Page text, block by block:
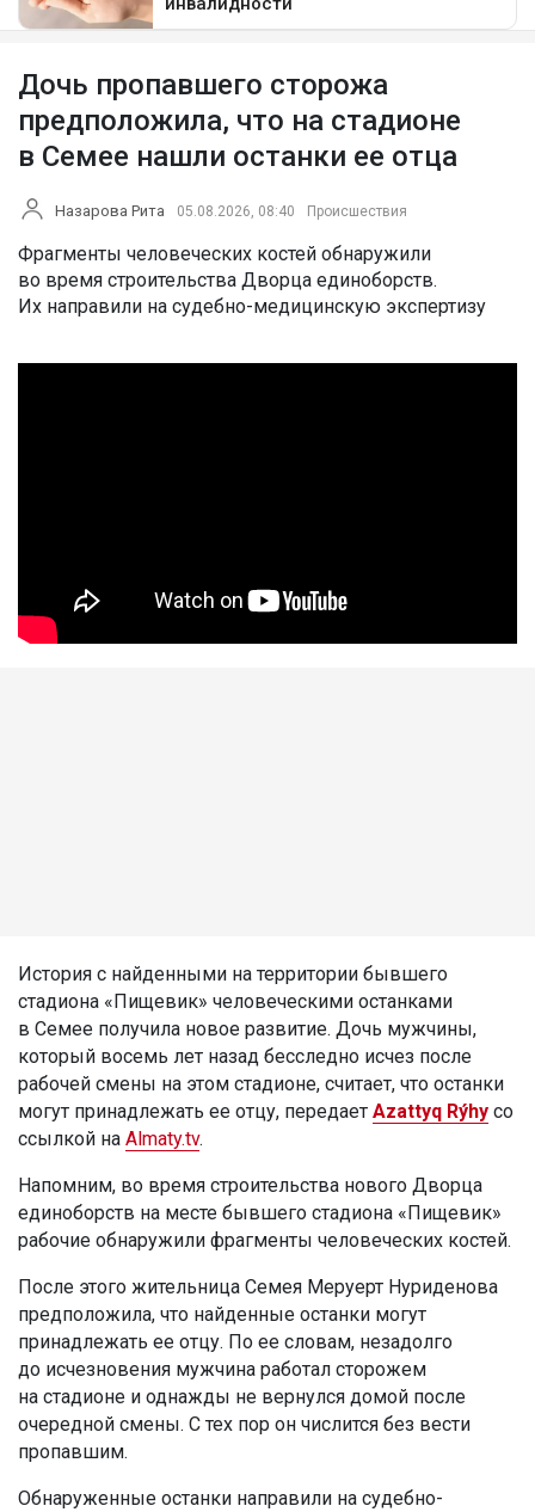
Дочь пропавшего сторожа
предположила, что на стадионе
в Семее нашли останки ее отца
Назарова Рита 05.08.2026, 08:40 Происшествия
Фрагменты человеческих костей обнаружили
во время строительства Дворца единоборств.
Их направили на судебно-медицинскую экспертизу
История с найденными на территории бывшего
стадиона «Пищевик» человеческими останками
в Семее получила новое развитие. Дочь мужчины,
который восемь лет назад бесследно исчез после
рабочей смены на этом стадионе, считает, что останки
могут принадлежать ее отцу, передает Azattyq Rýhy со
ссылкой на Almaty.tv.
Напомним, во время строительства нового Дворца
единоборств на месте бывшего стадиона «Пищевик»
рабочие обнаружили фрагменты человеческих костей.
После этого жительница Семея Меруерт Нуриденова
предположила, что найденные останки могут
принадлежать ее отцу. По ее словам, незадолго
до исчезновения мужчина работал сторожем
на стадионе и однажды не вернулся домой после
очередной смены. С тех пор он числится без вести
пропавшим.
Обнаруженные останки направили на судебно-